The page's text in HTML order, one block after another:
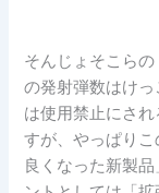
そんじょそこら
の発射弾数はけ
は使用禁止にさ
すが、やっぱり
良くなった新製